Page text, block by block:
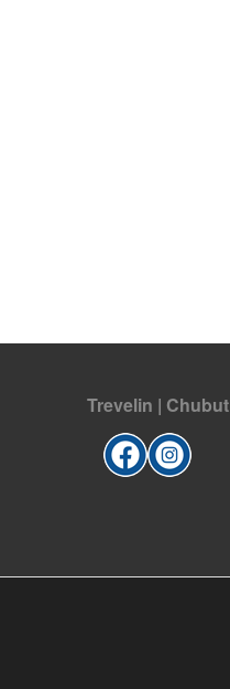
Trevelin | Chubut